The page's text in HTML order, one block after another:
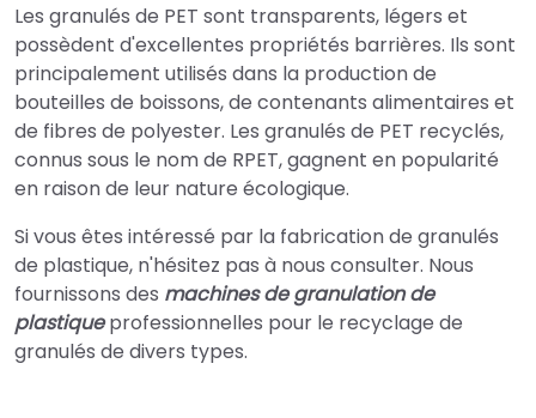
Les granulés de PET sont transparents, légers et
possèdent d'excellentes propriétés barrières. Ils sont
principalement utilisés dans la production de
bouteilles de boissons, de contenants alimentaires et
de fibres de polyester. Les granulés de PET recyclés,
connus sous le nom de RPET, gagnent en popularité
en raison de leur nature écologique.
Si vous êtes intéressé par la fabrication de granulés
de plastique, n'hésitez pas à nous consulter. Nous
fournissons des machines de granulation de
plastiqueprofessionnelles pour le recyclage de
granulés de divers types.